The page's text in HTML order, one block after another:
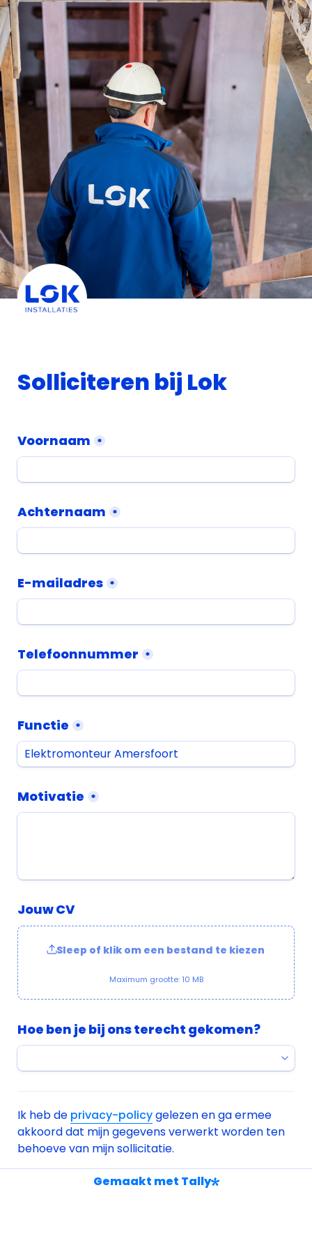
Solliciteren bij Lok
Voornaam *
Achternaam *
E-mailadres *
Telefoonnummer *
Functie *
Motivatie *
Jouw CV
Sleep of klik om een bestand te kiezen
Maximum grootte: 10 MB
Hoe ben je bij ons terecht gekomen?
Ik heb de privacy-policy gelezen en ga ermee
akkoord dat mijn gegevens verwerkt worden ten
behoeve van mijn sollicitatie.
Untitled checkboxes field
Ik ga akkoord met de privacy policy.
Gemaakt met Tally